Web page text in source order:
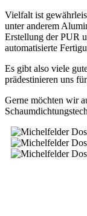
Vielfalt ist
unter anderem
Erstellung der PUR
automatisierte
Es gibt also viele
prädestinieren uns
Gerne möchten wir